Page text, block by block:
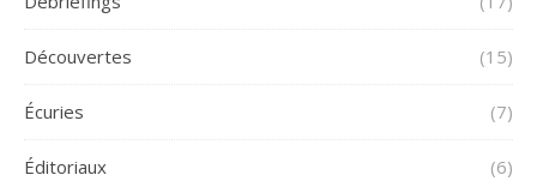
Découvertes (15)
Écuries (7)
Éditoriaux (6)